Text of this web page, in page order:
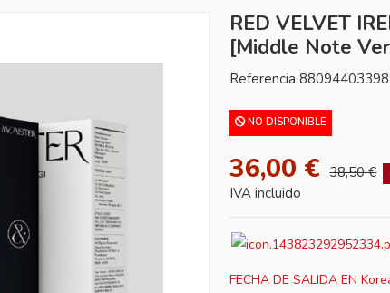
RED VELVET
[Middle Note
Referencia
NO DISPONIBLE
36,00 € 38,50 €
IVA incluido
FECHA DE SALIDA EN